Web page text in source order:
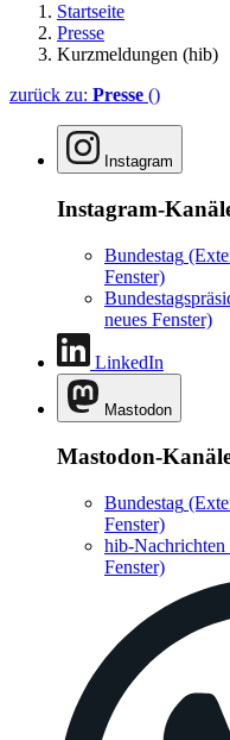
Startseite
Presse
Kurzmeldungen (hib)
zurück zu: Presse ()
Instagram
Instagram-
Bundestag
Fenster)
neues Fenster)
LinkedIn
Mastodon
Mastodon-
Bundestag
Fenster)
hib-Nachrichten
Fenster)